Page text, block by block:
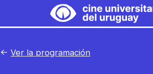
Universitario
← Ver la programación